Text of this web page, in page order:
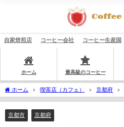
自家焙煎店 コーヒー会社 コーヒー生産国
ホーム 最高級のコーヒー
ホーム 喫茶店（カフェ） 京都府
京都市 京都府